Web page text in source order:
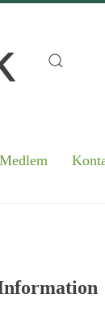
Medlem